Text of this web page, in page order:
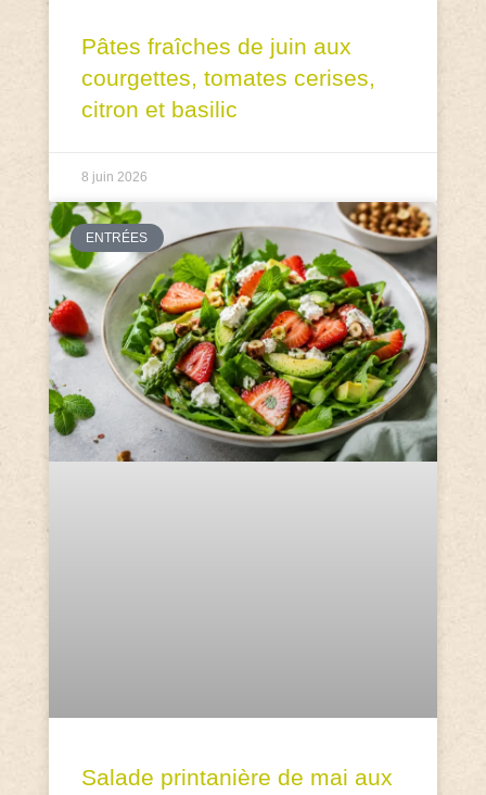
Pâtes fraîches de juin aux
courgettes, tomates cerises,
citron et basilic
8 juin 2026
ENTRÉES
Salade printanière de mai aux